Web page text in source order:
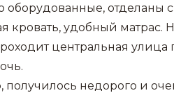
отделаны
кровать, удобный матрас.
центральная улица
получилось недорого и